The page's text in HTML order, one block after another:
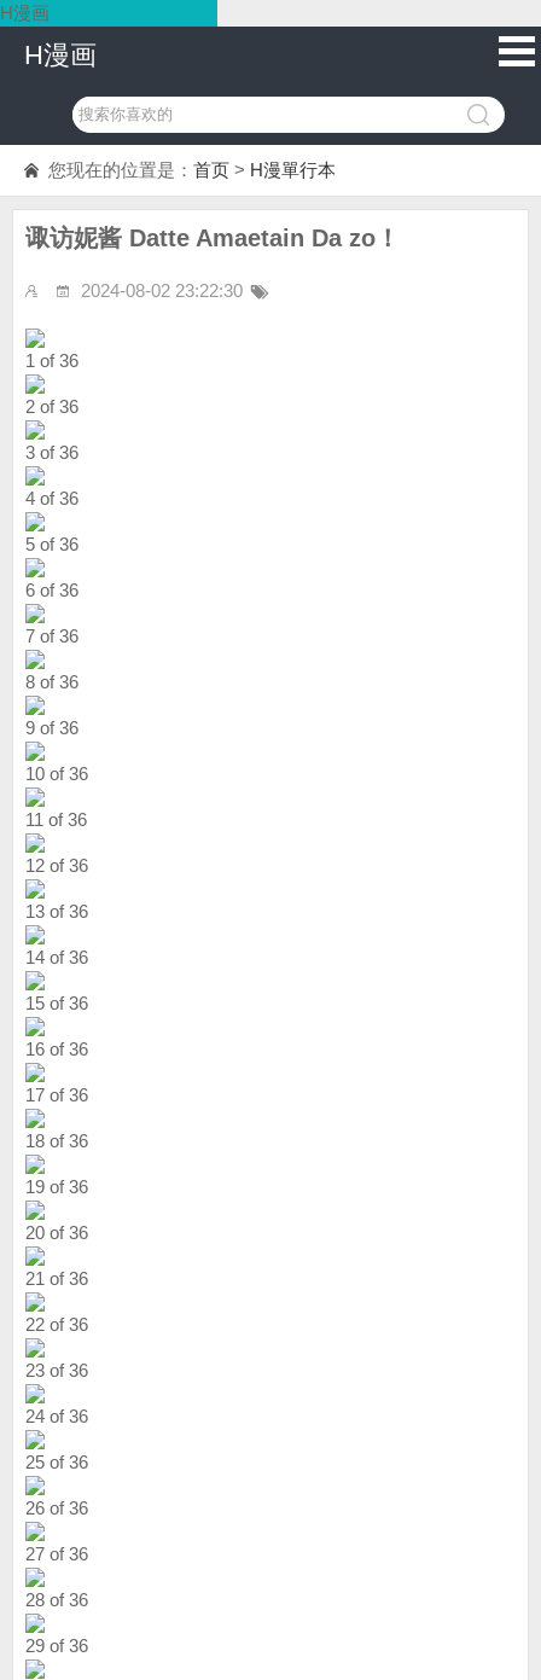
H漫画
H漫画
您现在的位置是： 首页 > H漫單行本
诹访妮酱 Datte Amaetain Da zo！
2024-08-02 23:22:30
1 of 36
2 of 36
3 of 36
4 of 36
5 of 36
6 of 36
7 of 36
8 of 36
9 of 36
10 of 36
11 of 36
12 of 36
13 of 36
14 of 36
15 of 36
16 of 36
17 of 36
18 of 36
19 of 36
20 of 36
21 of 36
22 of 36
23 of 36
24 of 36
25 of 36
26 of 36
27 of 36
28 of 36
29 of 36